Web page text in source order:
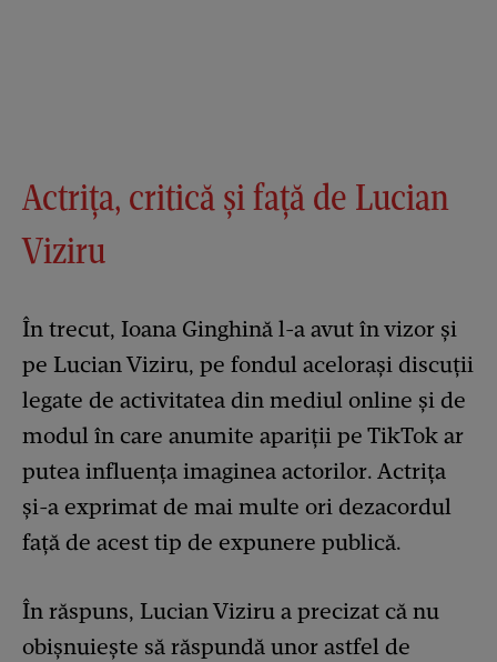
Actrița, critică și față de Lucian
Viziru
În trecut, Ioana Ginghină l-a avut în vizor și
pe Lucian Viziru, pe fondul acelorași discuții
legate de activitatea din mediul online și de
modul în care anumite apariții pe TikTok ar
putea influența imaginea actorilor. Actrița
și-a exprimat de mai multe ori dezacordul
față de acest tip de expunere publică.
În răspuns, Lucian Viziru a precizat că nu
obișnuiește să răspundă unor astfel de